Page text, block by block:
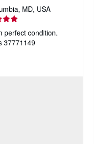
MD, USA
perfect condition.
37771149